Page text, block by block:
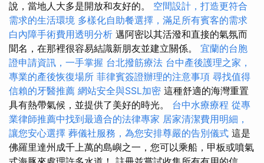
說，當地人大多是開放和友好的。 空間設計，打造更符合
需求的生活環境 多樣化自助餐選擇，滿足所有賓客的需求
白內障手術費用透明分析 邁阿密以其活潑和直接的氣氛而
聞名，在那裡很容易結識新朋友並建立關係。 宜蘭的台胞
證申請資訊，一手掌握 台北撥筋療法 台中產後護理之家，
專業的產後恢復場所 菲律賓簽證辦理的注意事項 尋找值得
信賴的牙醫推薦 網站安全與SSL加密 這種舒適的海灣重置
具有熱帶氣候，並提供了美好的時光。 台中水療療程 從專
業律師推薦中找到最適合的法律專家 居家清潔費用明細，
讓您安心選擇 葬儀社服務，為您安排尊嚴的告別儀式 這是
佛羅里達州成千上萬的島嶼之一，您可以乘船，甲板或噴氣